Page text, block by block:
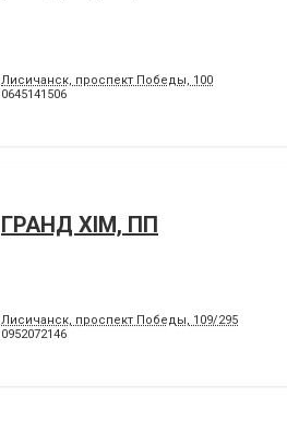
Лисичанск, проспект Победы, 100
0645141506
ГРАНД ХІМ, ПП
Лисичанск, проспект Победы, 109/295
0952072146